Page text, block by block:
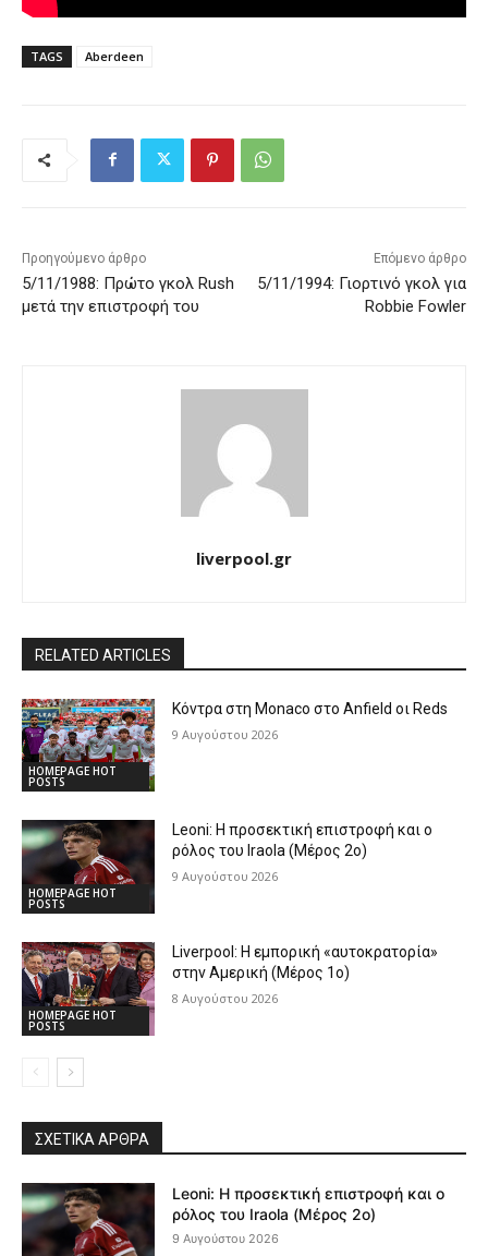
TAGS Aberdeen
Προηγούμενο άρθρο
5/11/1988: Πρώτο γκολ Rush
μετά την επιστροφή του
Επόμενο άρθρο
5/11/1994: Γιορτινό γκολ για
Robbie Fowler
liverpool.gr
RELATED ARTICLES
HOMEPAGE HOT
POSTS
Κόντρα στη Monaco στο Anfield οι Reds
9 Αυγούστου 2026
HOMEPAGE HOT
POSTS
Leoni: Η προσεκτική επιστροφή και ο
ρόλος του Iraola (Μέρος 2ο)
9 Αυγούστου 2026
HOMEPAGE HOT
POSTS
Liverpool: Η εμπορική «αυτοκρατορία»
στην Αμερική (Μέρος 1ο)
8 Αυγούστου 2026
ΣΧΕΤΙΚΆ ΆΡΘΡΑ
Leoni: Η προσεκτική επιστροφή και ο
ρόλος του Iraola (Μέρος 2ο)
9 Αυγούστου 2026